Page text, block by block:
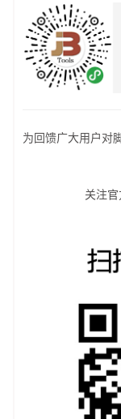
为回馈广大用户对
关注官